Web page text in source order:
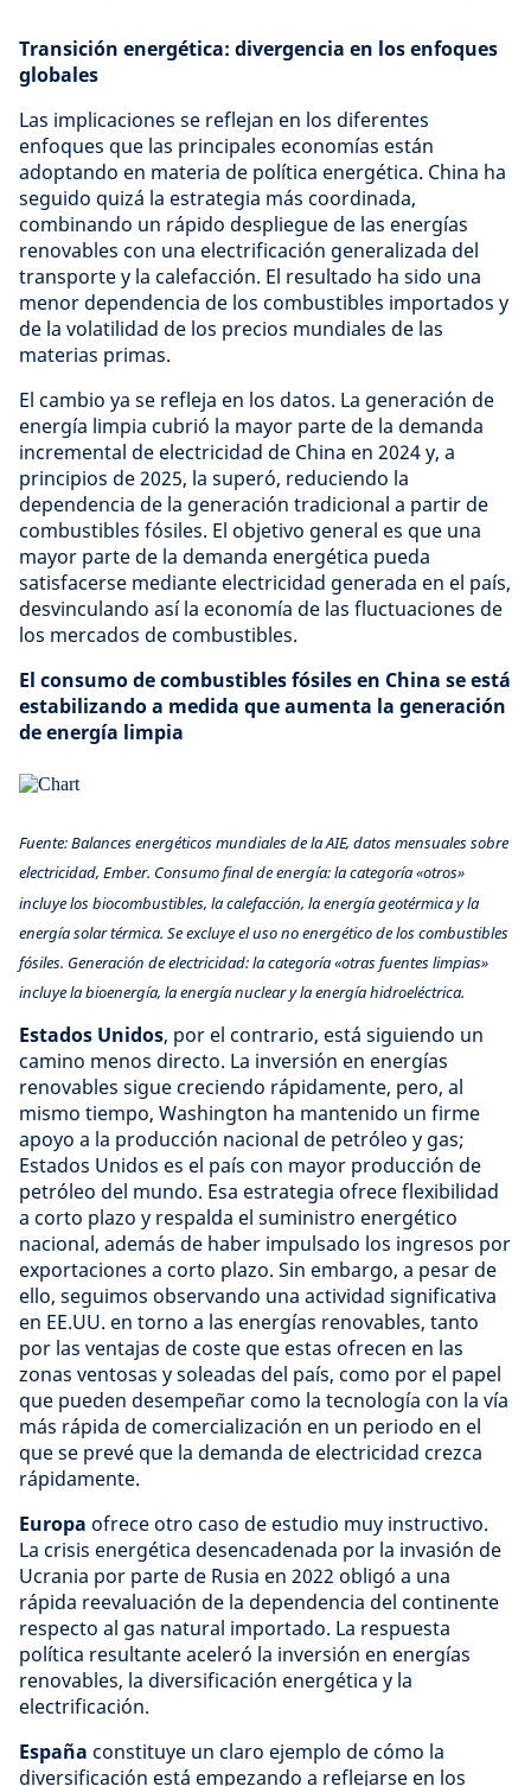
Transición energética: divergencia en los enfoques
globales
Las implicaciones se reflejan en los diferentes
enfoques que las principales economías están
adoptando en materia de política energética. China ha
seguido quizá la estrategia más coordinada,
combinando un rápido despliegue de las energías
renovables con una electrificación generalizada del
transporte y la calefacción. El resultado ha sido una
menor dependencia de los combustibles importados y
de la volatilidad de los precios mundiales de las
materias primas.
El cambio ya se refleja en los datos. La generación de
energía limpia cubrió la mayor parte de la demanda
incremental de electricidad de China en 2024 y, a
principios de 2025, la superó, reduciendo la
dependencia de la generación tradicional a partir de
combustibles fósiles. El objetivo general es que una
mayor parte de la demanda energética pueda
satisfacerse mediante electricidad generada en el país,
desvinculando así la economía de las fluctuaciones de
los mercados de combustibles.
El consumo de combustibles fósiles en China se está
estabilizando a medida que aumenta la generación
de energía limpia
Fuente: Balances energéticos mundiales de la AIE, datos mensuales sobre
electricidad, Ember. Consumo final de energía: la categoría «otros»
incluye los biocombustibles, la calefacción, la energía geotérmica y la
energía solar térmica. Se excluye el uso no energético de los combustibles
fósiles. Generación de electricidad: la categoría «otras fuentes limpias»
incluye la bioenergía, la energía nuclear y la energía hidroeléctrica.
Estados Unidos, por el contrario, está siguiendo un
camino menos directo. La inversión en energías
renovables sigue creciendo rápidamente, pero, al
mismo tiempo, Washington ha mantenido un firme
apoyo a la producción nacional de petróleo y gas;
Estados Unidos es el país con mayor producción de
petróleo del mundo. Esa estrategia ofrece flexibilidad
a corto plazo y respalda el suministro energético
nacional, además de haber impulsado los ingresos por
exportaciones a corto plazo. Sin embargo, a pesar de
ello, seguimos observando una actividad significativa
en EE.UU. en torno a las energías renovables, tanto
por las ventajas de coste que estas ofrecen en las
zonas ventosas y soleadas del país, como por el papel
que pueden desempeñar como la tecnología con la vía
más rápida de comercialización en un periodo en el
que se prevé que la demanda de electricidad crezca
rápidamente.
Europa ofrece otro caso de estudio muy instructivo.
La crisis energética desencadenada por la invasión de
Ucrania por parte de Rusia en 2022 obligó a una
rápida reevaluación de la dependencia del continente
respecto al gas natural importado. La respuesta
política resultante aceleró la inversión en energías
renovables, la diversificación energética y la
electrificación.
España constituye un claro ejemplo de cómo la
diversificación está empezando a reflejarse en los